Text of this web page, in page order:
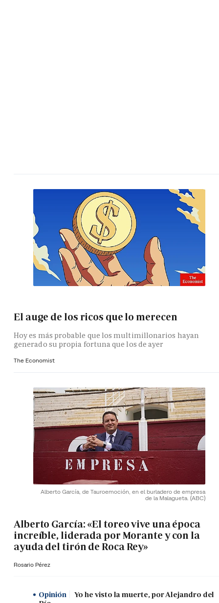
El auge de los ricos que lo merecen
Hoy es más probable que los multimillonarios hayan
generado su propia fortuna que los de ayer
The Economist
Alberto García, de Tauroemoción, en el burladero de empresa
de la Malagueta. (ABC)
Alberto García: «El toreo vive una época
increíble, liderada por Morante y con la
ayuda del tirón de Roca Rey»
Rosario Pérez
Opinión
Yo he visto la muerte, por Alejandro del